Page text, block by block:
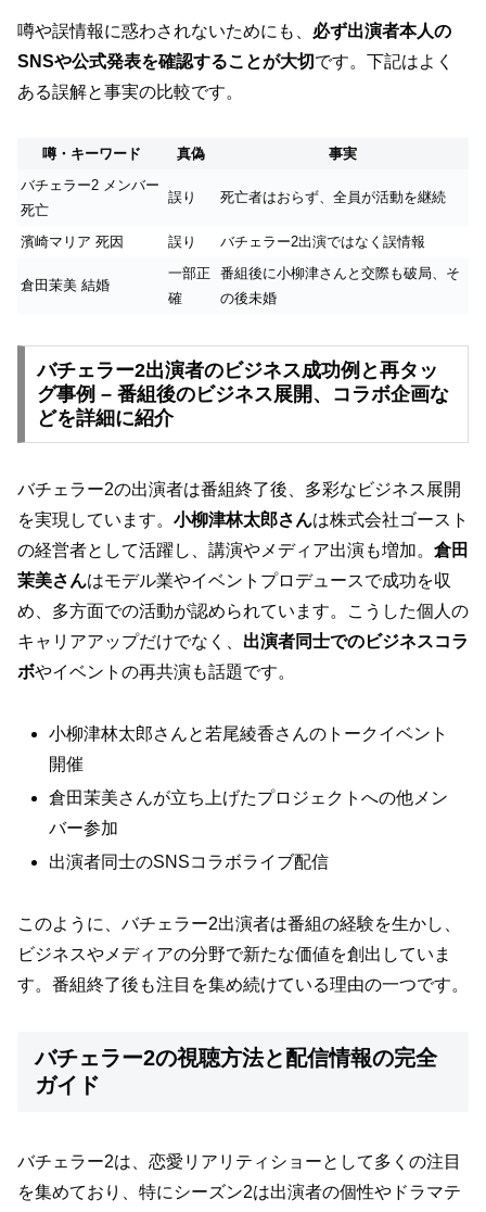
噂や誤情報に惑わされないためにも、 必ず出演者本人の
SNSや公式発表を確認することが大切です。下記はよく
ある誤解と事実の比較です。
噂・キーワード 真偽
事実
バチェラー2 メンバー
死亡
誤り 死亡者はおらず、全員が活動を継続
濱崎マリア 死因 誤り バチェラー2出演ではなく誤情報
倉田茉美 結婚
一部正
確
番組後に小柳津さんと交際も破局、そ
の後未婚
バチェラー2出演者のビジネス成功例と再タッ
グ事例 – 番組後のビジネス展開、コラボ企画な
どを詳細に紹介
バチェラー2の出演者は番組終了後、多彩なビジネス展開
を実現しています。 小柳津林太郎さんは株式会社ゴースト
の経営者として活躍し、講演やメディア出演も増加。 倉田
茉美さんはモデル業やイベントプロデュースで成功を収
め、多方面での活動が認められています。こうした個人の
キャリアアップだけでなく、 出演者同士でのビジネスコラ
ボやイベントの再共演も話題です。
小柳津林太郎さんと若尾綾香さんのトークイベント
開催
倉田茉美さんが立ち上げたプロジェクトへの他メン
バー参加
出演者同士のSNSコラボライブ配信
このように、バチェラー2出演者は番組の経験を生かし、
ビジネスやメディアの分野で新たな価値を創出していま
す。番組終了後も注目を集め続けている理由の一つです。
バチェラー2の視聴方法と配信情報の完全
ガイド
バチェラー2は、恋愛リアリティショーとして多くの注目
を集めており、特にシーズン2は出演者の個性やドラマテ